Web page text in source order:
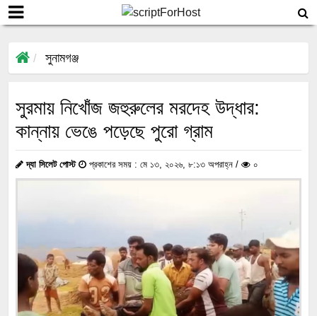
সুনামগঞ্জ
সুরমায় নিখোঁজ জহুরুলের মরদেহ উদ্ধার:
কান্নায় ভেঙে পড়েছে পুরো গ্রাম
দ্যা সিলেট পোস্ট প্রকাশের সময় : মে ১৩, ২০২৬, ৮:১৩ অপরাহ্ন / ০